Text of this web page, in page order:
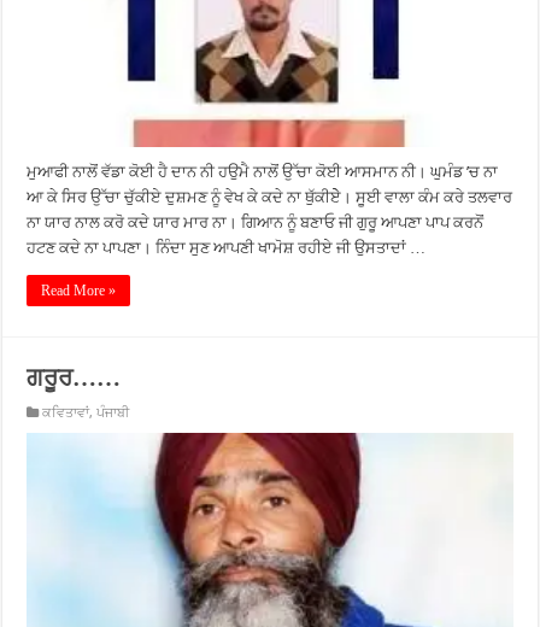
ਮੁਆਫੀ ਨਾਲੋਂ ਵੱਡਾ ਕੋਈ ਹੈ ਦਾਨ ਨੀ ਹਉਮੈ ਨਾਲੋਂ ਉੱਚਾ ਕੋਈ ਆਸਮਾਨ ਨੀ। ਘੁਮੰਡ ’ਚ ਨਾ
ਆ ਕੇ ਸਿਰ ਉੱਚਾ ਚੁੱਕੀਏ ਦੁਸ਼ਮਣ ਨੂੰ ਵੇਖ ਕੇ ਕਦੇ ਨਾ ਥੁੱਕੀਏੇ। ਸੂਈ ਵਾਲਾ ਕੰਮ ਕਰੇ ਤਲਵਾਰ
ਨਾ ਯਾਰ ਨਾਲ ਕਰੋ ਕਦੇ ਯਾਰ ਮਾਰ ਨਾ। ਗਿਆਨ ਨੂੰ ਬਣਾਓ ਜੀ ਗੁਰੂ ਆਪਣਾ ਪਾਪ ਕਰਨੋਂ
ਹਟਣ ਕਦੇ ਨਾ ਪਾਪਣਾ। ਨਿੰਦਾ ਸੁਣ ਆਪਣੀ ਖਾਮੋਸ਼ ਰਹੀਏ ਜੀ ਉਸਤਾਦਾਂ …
Read More »
ਗਰੂਰ……
ਕਵਿਤਾਵਾਂ,ਪੰਜਾਬੀ